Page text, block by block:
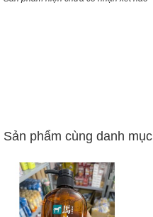
Sản phẩm cùng danh mục